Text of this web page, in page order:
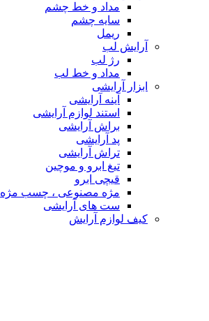
مداد و خط چشم
سایه چشم
ریمل
آرایش لب
رژ لب
مداد و خط لب
ابزار آرایشی
آینه آرایشی
استند لوازم آرایشی
براش آرایشی
پد آرایشی
تراش آرایشی
تیغ ابرو و موچین
قیچی ابرو
مژه مصنوعی ، چسب مژه
ست های آرایشی
کیف لوازم آرایش